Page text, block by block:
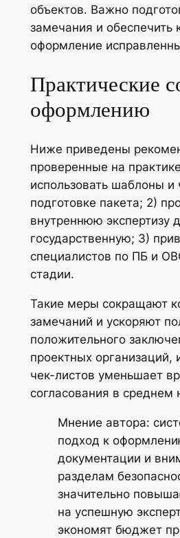
объектов. Важно
замечания и обеспечить
оформление
Практические
оформлению
Ниже приведены
проверенные на
использовать шаблоны и
подготовке пакета; 2)
внутреннюю экспертизу
государственную; 3)
специалистов по ПБ и
стадии.
Такие меры сокращают
замечаний и ускоряют
положительного
проектных организаций,
чек-листов уменьшает
согласования в среднем
Мнение автора:
подход к
документации и
разделам
значительно
на успешную
экономят бюджет